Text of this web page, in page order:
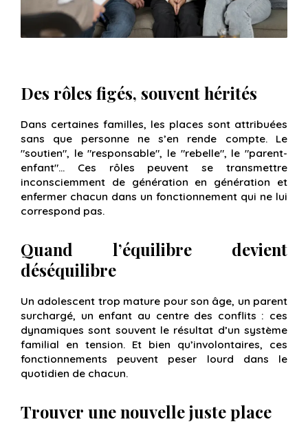
Des rôles figés, souvent hérités
Dans certaines familles, les places sont attribuées
sans que personne ne s’en rende compte. Le
"soutien", le "responsable", le "rebelle", le "parent-
enfant"… Ces rôles peuvent se transmettre
inconsciemment de génération en génération et
enfermer chacun dans un fonctionnement qui ne lui
correspond pas.
Quand l’équilibre devient
déséquilibre
Un adolescent trop mature pour son âge, un parent
surchargé, un enfant au centre des conflits : ces
dynamiques sont souvent le résultat d’un système
familial en tension. Et bien qu’involontaires, ces
fonctionnements peuvent peser lourd dans le
quotidien de chacun.
Trouver une nouvelle juste place